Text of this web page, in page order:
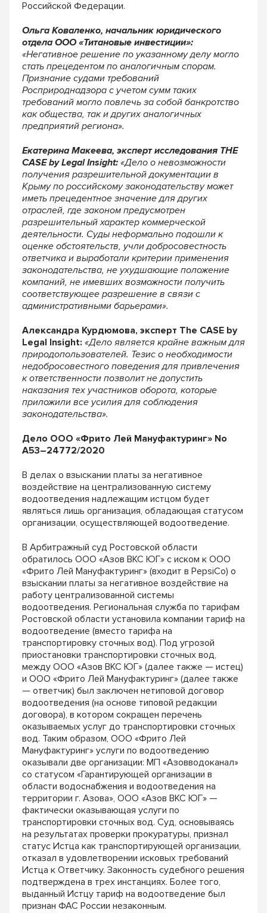
Российской Федерации.
Ольга Коваленко, начальник юридического
отдела ООО «Титановые инвестиции»:
«Негативное решение по указанному делу могло
стать прецедентом по аналогичным спорам.
Признание судами требований
Росприроднадзора с учетом сумм таких
требований могло повлечь за собой банкротство
как общества, так и других аналогичных
предприятий региона».
Екатерина Макеева, эксперт исследования THE
CASE by Legal Insight: «Дело о невозможности
получения разрешительной документации в
Крыму по российскому законодательству может
иметь прецедентное значение для других
отраслей, где законом предусмотрен
разрешительный характер коммерческой
деятельности. Суды неформально подошли к
оценке обстоятельств, учли добросовестность
ответчика и выработали критерии применения
законодательства, не ухудшающие положение
компаний, не имевших возможности получить
соответствующее разрешение в связи с
административными барьерами».
Александра Курдюмова, эксперт The CASE by
Legal Insight: «Дело является крайне важным для
природопользователей. Тезис о необходимости
недобросовестного поведения для привлечения
к ответственности позволит не допустить
наказания тех участников оборота, которые
приложили все усилия для соблюдения
законодательства».
Дело ООО «Фрито Лей Мануфактуринг» No
А53–24772/2020
В делах о взыскании платы за негативное
воздействие на централизованную систему
водоотведения надлежащим истцом будет
являться лишь организация, обладающая статусом
организации, осуществляющей водоотведение.
В Арбитражный суд Ростовской области
обратилось ООО «Азов ВКС ЮГ» с иском к ООО
«Фрито Лей Мануфактуринг» (входит в PepsiCo) о
взыскании платы за негативное воздействие на
работу централизованной системы
водоотведения. Региональная служба по тарифам
Ростовской области установила компании тариф на
водоотведение (вместо тарифа на
транспортировку сточных вод). Под угрозой
приостановки транспортировки сточных вод,
между ООО «Азов ВКС ЮГ» (далее также — истец)
и ООО «Фрито Лей Мануфактуринг» (далее также
— ответчик) был заключен нетиповой договор
водоотведения (на основе типовой редакции
договора), в котором сокращен перечень
оказываемых услуг до транспортировки сточных
вод. Таким образом, ООО «Фрито Лей
Мануфактуринг» услуги по водоотведению
оказывали две организации: МП «Азовводоканал»
со статусом «Гарантирующей организации в
области водоснабжения и водоотведения на
территории г. Азова», ООО «Азов ВКС ЮГ» —
фактически оказывающая услуги по
транспортировки сточных вод. Суд, основываясь
на результатах проверки прокуратуры, признал
статус Истца как транспортирующей организации,
отказал в удовлетворении исковых требований
Истца к Ответчику. Законность судебного решения
подтверждена в трех инстанциях. Более того,
выданный Истцу тариф на водоотведение был
признан ФАС России незаконным.